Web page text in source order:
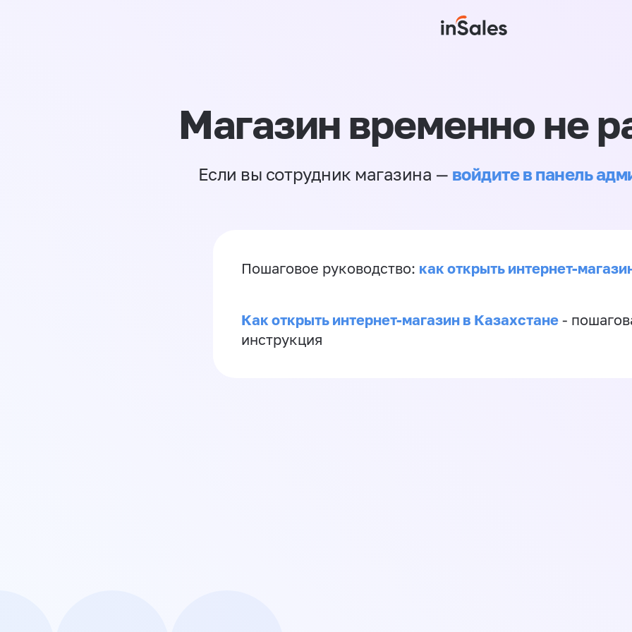
Магазин временно не
Если вы сотрудник магазина — войдите в панель
Пошаговое руководство: как открыть интернет-
Как открыть интернет-магазин в Казахстане -
инструкция